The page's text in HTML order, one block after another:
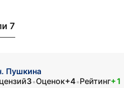
7
Пушкина
3•Оценок+4•Рейтинг+1